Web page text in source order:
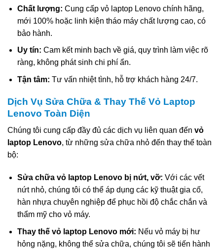
Chất lượng: Cung cấp vỏ laptop Lenovo chính hãng,
mới 100% hoặc linh kiện tháo máy chất lượng cao, có
bảo hành.
Uy tín: Cam kết minh bạch về giá, quy trình làm việc rõ
ràng, không phát sinh chi phí ẩn.
Tận tâm: Tư vấn nhiệt tình, hỗ trợ khách hàng 24/7.
Dịch Vụ Sửa Chữa & Thay Thế Vỏ Laptop
Lenovo Toàn Diện
Chúng tôi cung cấp đầy đủ các dịch vụ liên quan đến vỏ
laptop Lenovo, từ những sửa chữa nhỏ đến thay thế toàn
bộ:
Sửa chữa vỏ laptop Lenovo bị nứt, vỡ: Với các vết
nứt nhỏ, chúng tôi có thể áp dụng các kỹ thuật gia cố,
hàn nhựa chuyên nghiệp để phục hồi độ chắc chắn và
thẩm mỹ cho vỏ máy.
Thay thế vỏ laptop Lenovo mới: Nếu vỏ máy bị hư
hỏng nặng, không thể sửa chữa, chúng tôi sẽ tiến hành